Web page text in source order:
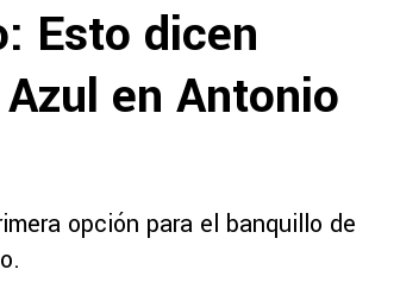
Esto dicen
en Antonio
opción para el banquillo de